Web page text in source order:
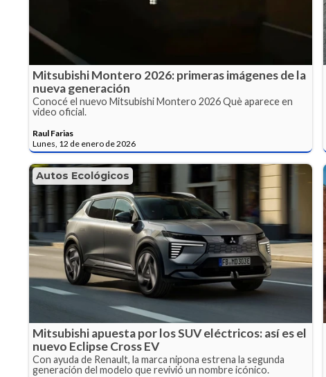
Mitsubishi Montero 2026: primeras imágenes de la
nueva generación
Conocé el nuevo Mitsubishi Montero 2026 Què aparece en
video oficial.
Raul Farias
Lunes, 12 de enero de 2026
Autos Ecológicos
Mitsubishi apuesta por los SUV eléctricos: así es el
nuevo Eclipse Cross EV
Con ayuda de Renault, la marca nipona estrena la segunda
generación del modelo que revivió un nombre icónico.